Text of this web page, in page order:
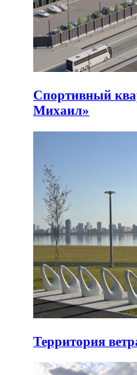
Спортивный
Михаил»
Территория